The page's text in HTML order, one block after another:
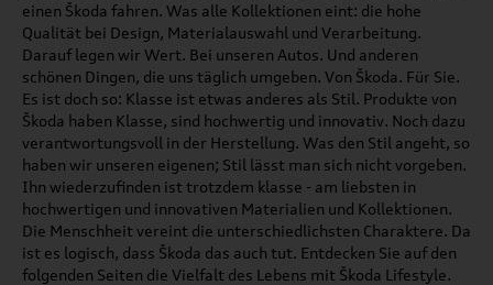
einen Škoda fahren. Was alle Kollektionen eint: die hohe
Qualität bei Design, Materialauswahl und Verarbeitung.
Darauf legen wir Wert. Bei unseren Autos. Und anderen
schönen Dingen, die uns täglich umgeben. Von Škoda. Für Sie.
Es ist doch so: Klasse ist etwas anderes als Stil. Produkte von
Škoda haben Klasse, sind hochwertig und innovativ. Noch dazu
verantwortungsvoll in der Herstellung. Was den Stil angeht, so
haben wir unseren eigenen; Stil lässt man sich nicht vorgeben.
Ihn wiederzufinden ist trotzdem klasse - am liebsten in
hochwertigen und innovativen Materialien und Kollektionen.
Die Menschheit vereint die unterschiedlichsten Charaktere. Da
ist es logisch, dass Škoda das auch tut. Entdecken Sie auf den
folgenden Seiten die Vielfalt des Lebens mit Škoda Lifestyle.